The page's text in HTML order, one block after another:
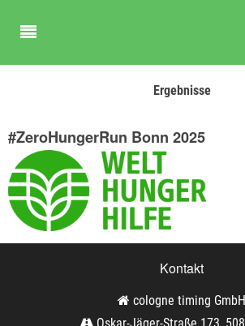
Ergebnisse
#ZeroHungerRun Bonn 2025
Kontakt
cologne timing GmbH
Oskar-Jäger-Straße 173,